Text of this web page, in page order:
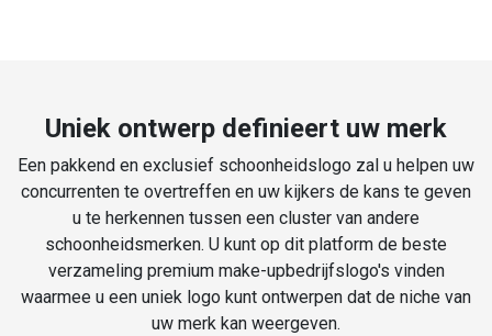
Uniek ontwerp definieert uw merk
Een pakkend en exclusief schoonheidslogo zal u helpen uw
concurrenten te overtreffen en uw kijkers de kans te geven
u te herkennen tussen een cluster van andere
schoonheidsmerken. U kunt op dit platform de beste
verzameling premium make-upbedrijfslogo's vinden
waarmee u een uniek logo kunt ontwerpen dat de niche van
uw merk kan weergeven.